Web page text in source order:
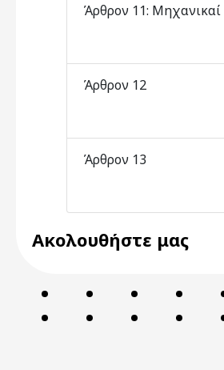
Άρθρον 11: Μηχανικαί
Άρθρον 12
Άρθρον 13
Ακολουθήστε μας